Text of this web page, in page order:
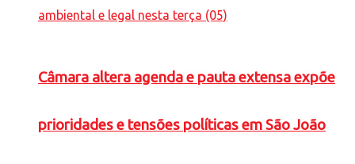
Câmara altera agenda e pauta extensa expõe
prioridades e tensões políticas em São João